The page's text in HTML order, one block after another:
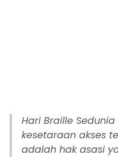
Hari Braille
kesetaraan akses
adalah hak asasi